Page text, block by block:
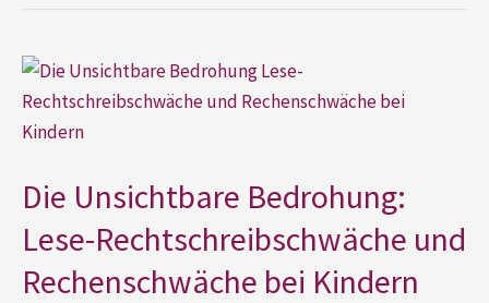
Die Unsichtbare Bedrohung:
Lese-Rechtschreibschwäche und
Rechenschwäche bei Kindern
Die
Unsichtbare
Bedrohung:
Lese-
Rechtschreibschwäche
bei
Kindern